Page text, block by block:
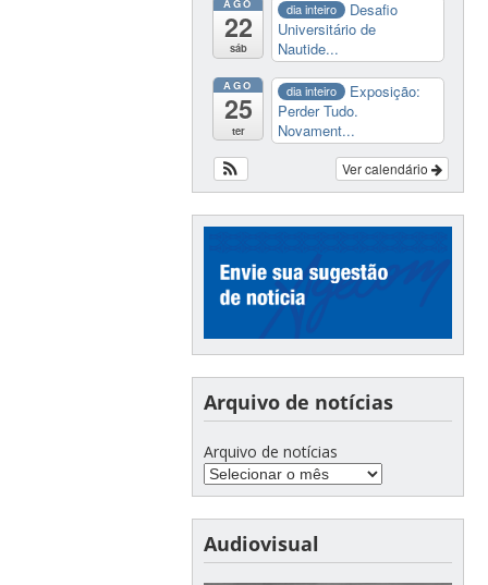
AGO
22
sáb
dia inteiro
Desafio
Universitário de
Nautide...
AGO
25
ter
dia inteiro
Exposição:
Perder Tudo.
Novament...
Ver calendário
Arquivo de notícias
Arquivo de notícias
Audiovisual